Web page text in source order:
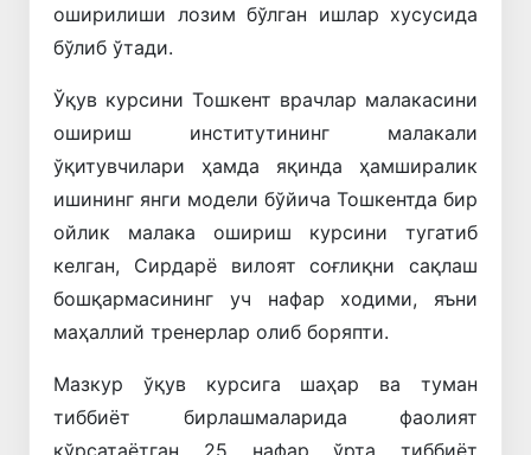
оширилиши лозим бўлган ишлар хусусида
бўлиб ўтади.
Ўқув курсини Тошкент врачлар малакасини
ошириш институтининг малакали
ўқитувчилари ҳамда яқинда ҳамширалик
ишининг янги модели бўйича Тошкентда бир
ойлик малака ошириш курсини тугатиб
келган, Сирдарё вилоят соғлиқни сақлаш
бошқармасининг уч нафар ходими, яъни
маҳаллий тренерлар олиб боряпти.
Мазкур ўқув курсига шаҳар ва туман
тиббиёт бирлашмаларида фаолият
кўрсатаётган 25 нафар ўрта тиббиёт